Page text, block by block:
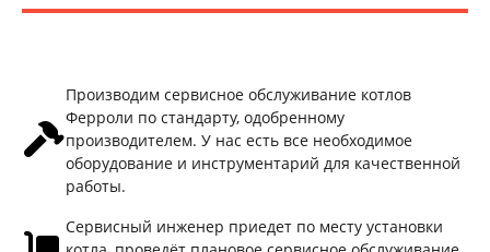
Производим сервисное обслуживание котлов
Ферроли по стандарту, одобренному
производителем. У нас есть все необходимое
оборудование и инструментарий для качественной
работы.
Сервисный инженер приедет по месту установки